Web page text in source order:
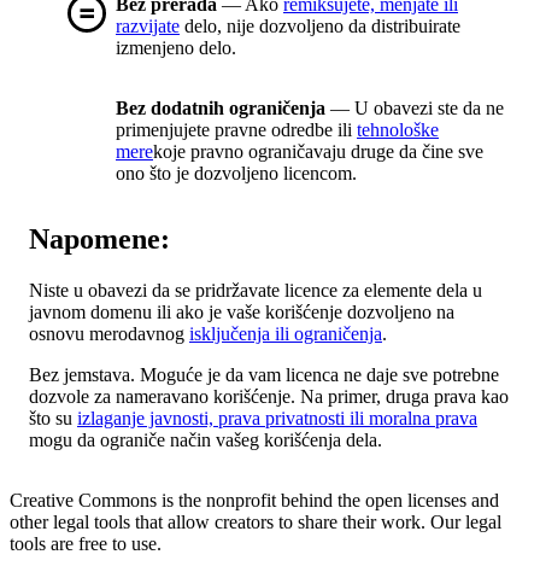
Bez prerada — Ako remiksujete, menjate ili
razvijate delo, nije dozvoljeno da distribuirate
izmenjeno delo.
Bez dodatnih ograničenja — U obavezi ste da ne
primenjujete pravne odredbe ili tehnološke
merekoje pravno ograničavaju druge da čine sve
ono što je dozvoljeno licencom.
Napomene:
Niste u obavezi da se pridržavate licence za elemente dela u
javnom domenu ili ako je vaše korišćenje dozvoljeno na
osnovu merodavnog isključenja ili ograničenja.
Bez jemstava. Moguće je da vam licenca ne daje sve potrebne
dozvole za nameravano korišćenje. Na primer, druga prava kao
što su izlaganje javnosti, prava privatnosti ili moralna prava
mogu da ograniče način vašeg korišćenja dela.
Creative Commons is the nonprofit behind the open licenses and
other legal tools that allow creators to share their work. Our legal
tools are free to use.